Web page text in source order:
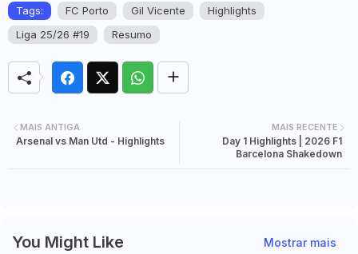
Tags: FC Porto Gil Vicente
Highlights
Liga 25/26 #19
Resumo
MAIS RECENTE
Day 1 Highlights | 2026 F1
Barcelona Shakedown
MAIS ANTIGA
Arsenal vs Man Utd - Highlights
You Might Like Mostrar mais